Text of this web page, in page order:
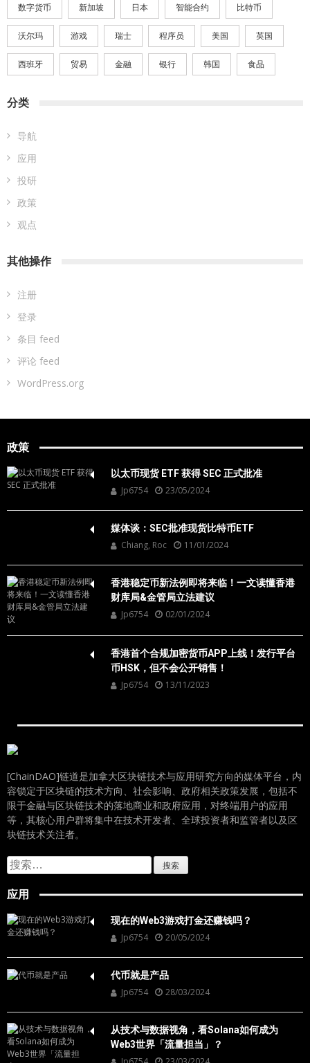
数字货币 新加坡 日本 智能合约 比特币
沃尔玛 游戏 瑞士 程序员 美国 英国
西班牙 贸易 金融 银行 韩国 食品
分类
导航
应用
投研
政策
观点
其他操作
注册
登录
条目 feed
评论 feed
WordPress.org
政策
以太币现货 ETF 获得 SEC 正式批准
Jp6754 23/05/2024
媒体谈：SEC批准现货比特币ETF
Chiang, Roc 11/01/2024
香港稳定币新法例即将来临！一文读懂香港
财库局&金管局立法建议
Jp6754 02/01/2024
香港首个合规加密货币APP上线！发行平台
币HSK，但不会公开销售！
Jp6754 13/11/2023
[ChainDAO]链道是加拿大区块链技术与应用研究方向的媒体平台，内
容锁定于区块链的技术方向、社会影响、政府相关政策发展，包括不
限于金融与区块链技术的落地商业和政府应用，对终端用户的应用
等，其核心用户群将集中在技术开发者、全球投资者和监管者以及区
块链技术关注者。
搜
索：
应用
现在的Web3游戏打金还赚钱吗？
Jp6754 20/05/2024
代币就是产品
Jp6754 28/03/2024
从技术与数据视角，看Solana如何成为
Web3世界「流量担当」？